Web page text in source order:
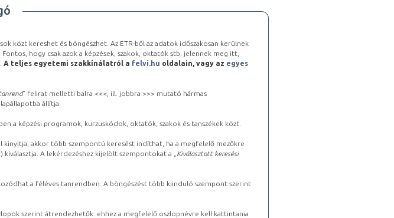
közt kereshet és böngészhet. Az ETR-ből az adatok időszakosan kerülnek
hogy csak azok a képzések, szakok, oktatók stb. jelennek meg itt,
A teljes egyetemi szakkínálatról a felvi.hu oldalain, vagy az egyes
” felirat melletti balra <<<, ill. jobbra >>> mutató hármas
állítja.
a képzési programok, kurzuskódok, oktatók, szakok és tanszékek közt.
akkor több szempontú keresést indíthat, ha a megfelelő mezőkre
A lekérdezéshez kijelölt szempontokat a „ Kiválasztott keresési
a féléves tanrendben. A böngészést több kiinduló szempont szerint
szerint átrendezhetők: ehhez a megfelelő oszlopnévre kell kattintania